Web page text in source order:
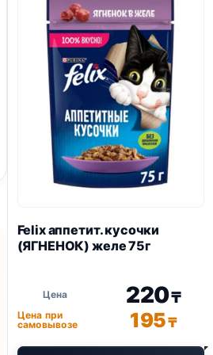
Felixаппетит. кусочки
(ЯГНЕНОК) желе 75г
220₸
Цена при
самовывозе
195₸